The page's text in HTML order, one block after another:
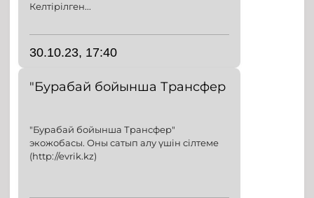
Келтірілген...
30.10.23, 17:40
"Бурабай бойынша Трансфер
"Бурабай бойынша Трансфер"
экожобасы. Оны сатып алу үшін сілтеме
(http://evrik.kz)